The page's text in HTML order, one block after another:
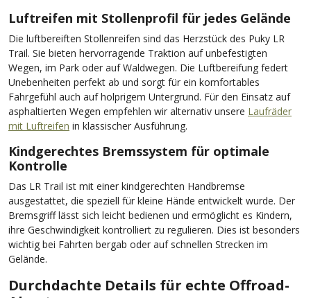
Luftreifen mit Stollenprofil für jedes Gelände
Die luftbereiften Stollenreifen sind das Herzstück des Puky LR
Trail. Sie bieten hervorragende Traktion auf unbefestigten
Wegen, im Park oder auf Waldwegen. Die Luftbereifung federt
Unebenheiten perfekt ab und sorgt für ein komfortables
Fahrgefühl auch auf holprigem Untergrund. Für den Einsatz auf
asphaltierten Wegen empfehlen wir alternativ unsere Laufräder
mit Luftreifen in klassischer Ausführung.
Kindgerechtes Bremssystem für optimale
Kontrolle
Das LR Trail ist mit einer kindgerechten Handbremse
ausgestattet, die speziell für kleine Hände entwickelt wurde. Der
Bremsgriff lässt sich leicht bedienen und ermöglicht es Kindern,
ihre Geschwindigkeit kontrolliert zu regulieren. Dies ist besonders
wichtig bei Fahrten bergab oder auf schnellen Strecken im
Gelände.
Durchdachte Details für echte Offroad-